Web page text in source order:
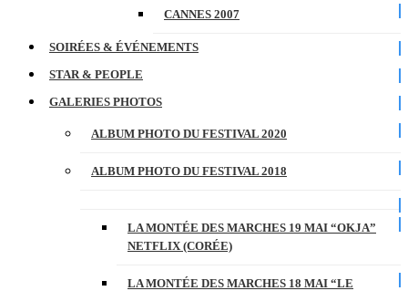
CANNES 2007
SOIRÉES & ÉVÉNEMENTS
STAR & PEOPLE
GALERIES PHOTOS
ALBUM PHOTO DU FESTIVAL 2020
ALBUM PHOTO DU FESTIVAL 2018
LA MONTÉE DES MARCHES 19 MAI “OKJA”
NETFLIX (CORÉE)
LA MONTÉE DES MARCHES 18 MAI “LE